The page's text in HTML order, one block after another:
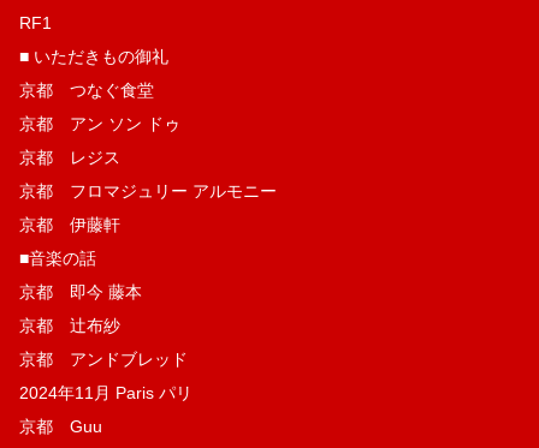
RF1
■ いただきもの御礼
京都 つなぐ食堂
京都 アン ソン ドゥ
京都 レジス
京都 フロマジュリー アルモニー
京都 伊藤軒
■音楽の話
京都 即今 藤本
京都 辻布紗
京都 アンドブレッド
2024年11月 Paris パリ
京都 Guu